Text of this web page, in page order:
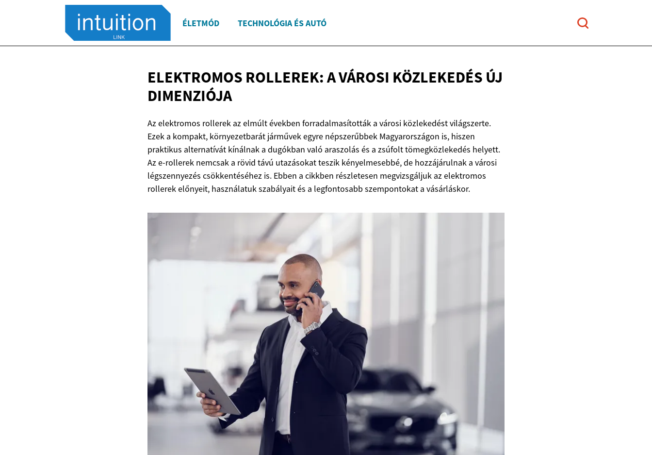
ÉLETMÓD TECHNOLÓGIA ÉS AUTÓ
ELEKTROMOS ROLLEREK: A VÁROSI KÖZLEKEDÉS ÚJ
DIMENZIÓJA
Az elektromos rollerek az elmúlt években forradalmasították a városi közlekedést világszerte.
Ezek a kompakt, környezetbarát járművek egyre népszerűbbek Magyarországon is, hiszen
praktikus alternatívát kínálnak a dugókban való araszolás és a zsúfolt tömegközlekedés helyett.
Az e-rollerek nemcsak a rövid távú utazásokat teszik kényelmesebbé, de hozzájárulnak a városi
légszennyezés csökkentéséhez is. Ebben a cikkben részletesen megvizsgáljuk az elektromos
rollerek előnyeit, használatuk szabályait és a legfontosabb szempontokat a vásárláskor.